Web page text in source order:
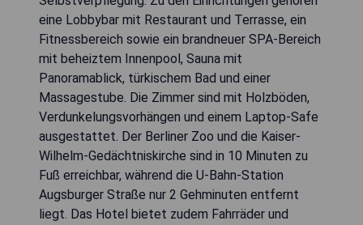
eine Lobbybar mit Restaurant und Terrasse, ein
Fitnessbereich sowie ein brandneuer SPA-Bereich
mit beheiztem Innenpool, Sauna mit
Panoramablick, türkischem Bad und einer
Massagestube. Die Zimmer sind mit Holzböden,
Verdunkelungsvorhängen und einem Laptop-Safe
ausgestattet. Der Berliner Zoo und die Kaiser-
Wilhelm-Gedächtniskirche sind in 10 Minuten zu
Fuß erreichbar, während die U-Bahn-Station
Augsburger Straße nur 2 Gehminuten entfernt
liegt. Das Hotel bietet zudem Fahrräder und